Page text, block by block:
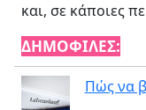
και, σε κάποιες
ΔΗΜΟΦΙΛΕΣ:
Πώς να